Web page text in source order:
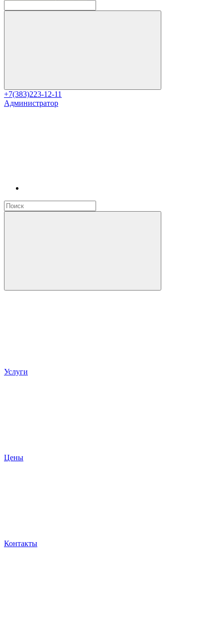
+7(383)223-12-11
Администратор
Услуги
Цены
Контакты